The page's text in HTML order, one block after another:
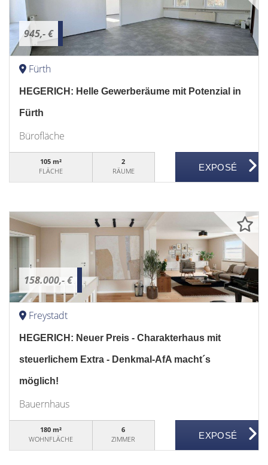
945,- €
Fürth
HEGERICH: Helle Gewerberäume mit Potenzial in
Fürth
Bürofläche
105 m²
FLÄCHE
2
RÄUME
158.000,- €
Freystadt
HEGERICH: Neuer Preis - Charakterhaus mit
steuerlichem Extra - Denkmal-AfA macht´s
möglich!
Bauernhaus
180 m²
WOHNFLÄCHE
6
ZIMMER